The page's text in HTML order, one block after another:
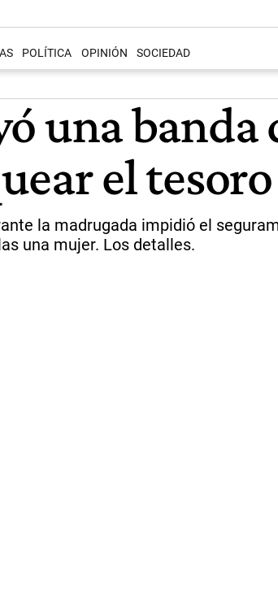
POLÍTICA OPINIÓN SOCIEDAD
una banda
el
la madrugada impidió el
una mujer. Los detalles.